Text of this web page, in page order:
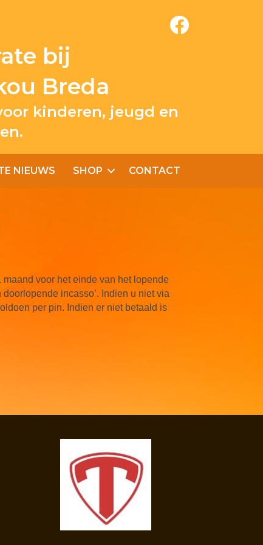
bij
Breda
kinderen, jeugd en
NIEUWS SHOP CONTACT
voor het einde van het lopende
incasso’. Indien u niet via
per pin. Indien er niet betaald is